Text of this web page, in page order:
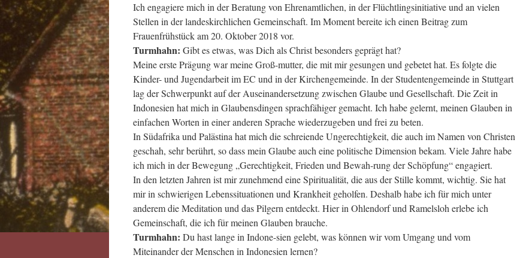
Ich engagiere mich in der Beratung von Ehrenamtlichen, in der Flüchtlingsinitiative und an vielen
Stellen in der landeskirchlichen Gemeinschaft. Im Moment bereite ich einen Beitrag zum
Frauenfrühstück am 20. Oktober 2018 vor.
Turmhahn: Gibt es etwas, was Dich als Christ besonders geprägt hat?
Meine erste Prägung war meine Groß-mutter, die mit mir gesungen und gebetet hat. Es folgte die
Kinder- und Jugendarbeit im EC und in der Kirchengemeinde. In der Studentengemeinde in Stuttgart
lag der Schwerpunkt auf der Auseinandersetzung zwischen Glaube und Gesellschaft. Die Zeit in
Indonesien hat mich in Glaubensdingen sprachfähiger gemacht. Ich habe gelernt, meinen Glauben in
einfachen Worten in einer anderen Sprache wiederzugeben und frei zu beten.
In Südafrika und Palästina hat mich die schreiende Ungerechtigkeit, die auch im Namen von Christen
geschah, sehr berührt, so dass mein Glaube auch eine politische Dimension bekam. Viele Jahre habe
ich mich in der Bewegung „Gerechtigkeit, Frieden und Bewah-rung der Schöpfung“ engagiert.
In den letzten Jahren ist mir zunehmend eine Spiritualität, die aus der Stille kommt, wichtig. Sie hat
mir in schwierigen Lebenssituationen und Krankheit geholfen. Deshalb habe ich für mich unter
anderem die Meditation und das Pilgern entdeckt. Hier in Ohlendorf und Ramelsloh erlebe ich
Gemeinschaft, die ich für meinen Glauben brauche.
Turmhahn: Du hast lange in Indone-sien gelebt, was können wir vom Umgang und vom
Miteinander der Menschen in Indonesien lernen?